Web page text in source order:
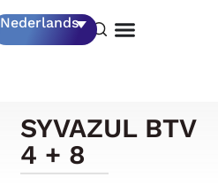
Nederlands
SYVAZUL BTV
4 + 8